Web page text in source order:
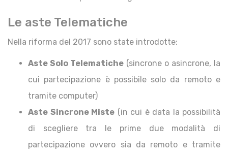
Le aste Telematiche
Nella riforma del 2017 sono state introdotte:
Aste Solo Telematiche (sincrone o asincrone, la
cui partecipazione è possibile solo da remoto e
tramite computer)
Aste Sincrone Miste (in cui è data la possibilità
di scegliere tra le prime due modalità di
partecipazione ovvero sia da remoto e tramite